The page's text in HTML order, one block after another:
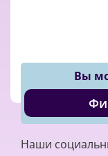
Вы
Наши